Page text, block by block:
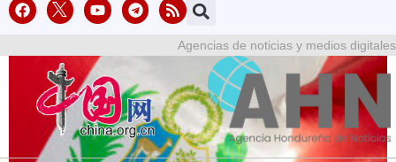
Agencias de noticias y medios digitales